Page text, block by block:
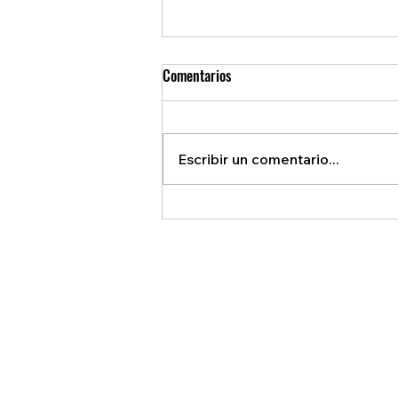
TRUMP AMENAZA CON ARANCELES
Comentarios
Escribir un comentario...